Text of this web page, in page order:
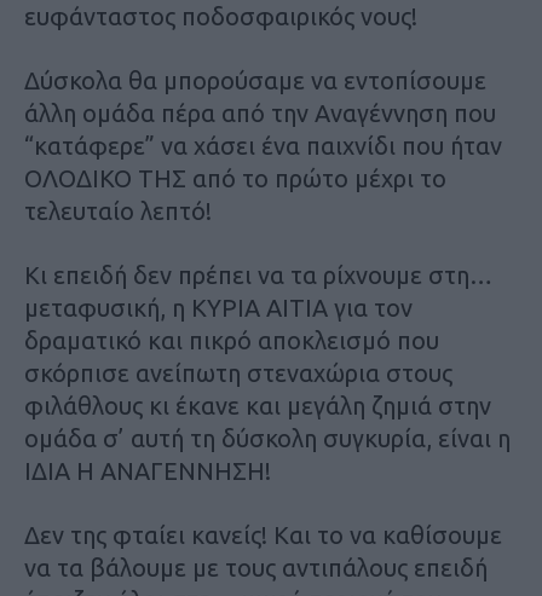
ευφάνταστος ποδοσφαιρικός νους!
Δύσκολα θα μπορούσαμε να εντοπίσουμε
άλλη ομάδα πέρα από την Αναγέννηση που
“κατάφερε” να χάσει ένα παιχνίδι που ήταν
ΟΛΟΔΙΚΟ ΤΗΣ από το πρώτο μέχρι το
τελευταίο λεπτό!
Κι επειδή δεν πρέπει να τα ρίχνουμε στη…
μεταφυσική, η ΚΥΡΙΑ ΑΙΤΙΑ για τον
δραματικό και πικρό αποκλεισμό που
σκόρπισε ανείπωτη στεναχώρια στους
φιλάθλους κι έκανε και μεγάλη ζημιά στην
ομάδα σ’ αυτή τη δύσκολη συγκυρία, είναι η
ΙΔΙΑ Η ΑΝΑΓΕΝΝΗΣΗ!
Δεν της φταίει κανείς! Και το να καθίσουμε
να τα βάλουμε με τους αντιπάλους επειδή